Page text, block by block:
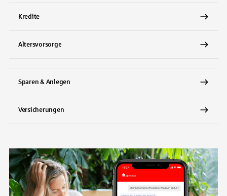
Kredite
Altersvorsorge
Sparen & Anlegen
Versicherungen